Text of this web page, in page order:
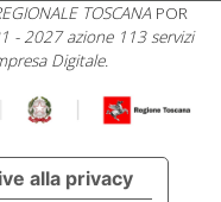
TOSCANA POR
- 2027 azione 113 servizi
Digitale.
alla privacy